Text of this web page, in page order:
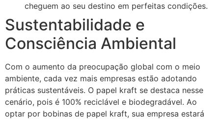
cheguem ao seu destino em perfeitas condições.
Sustentabilidade e
Consciência Ambiental
Com o aumento da preocupação global com o meio
ambiente, cada vez mais empresas estão adotando
práticas sustentáveis. O papel kraft se destaca nesse
cenário, pois é 100% reciclável e biodegradável. Ao
optar por bobinas de papel kraft, sua empresa estará